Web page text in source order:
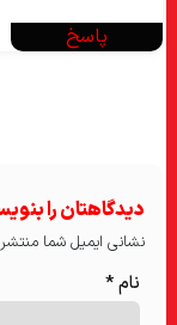
پاسخ
دیدگاهتان را
نشانی ایمیل شما
نام*